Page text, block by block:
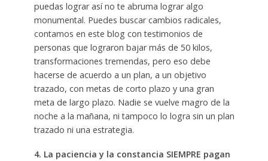
puedas lograr así no te abruma lograr algo
monumental. Puedes buscar cambios radicales,
contamos en este blog con testimonios de
personas que lograron bajar más de 50 kilos,
transformaciones tremendas, pero eso debe
hacerse de acuerdo a un plan, a un objetivo
trazado, con metas de corto plazo y una gran
meta de largo plazo. Nadie se vuelve magro de la
noche a la mañana, ni tampoco lo logra sin un plan
trazado ni una estrategia.
4. La paciencia y la constancia SIEMPRE pagan